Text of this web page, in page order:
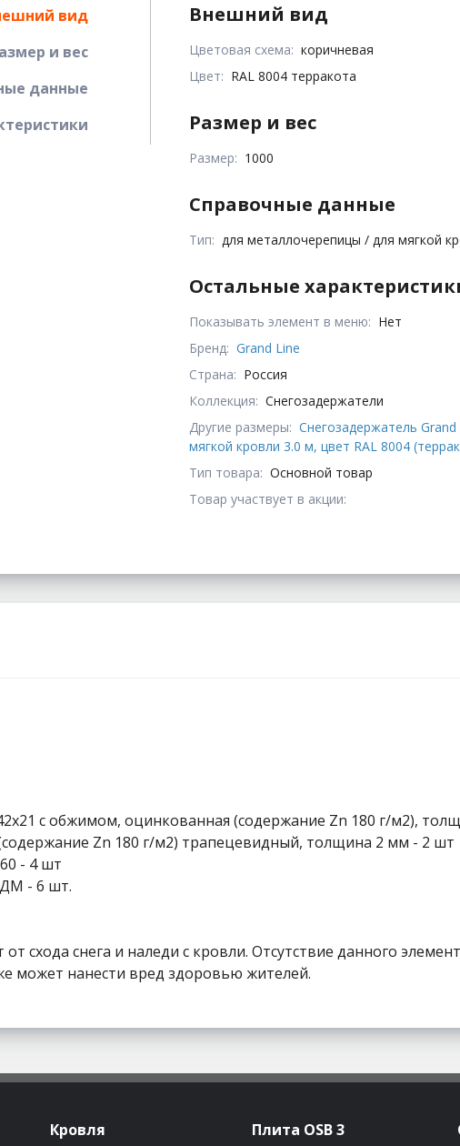
вид
и вес
данные
Внешний вид
Цветовая схема: коричневая
Цвет: RAL 8004 терракота
Размер и вес
Размер: 1000
Справочные данные
Тип: для металлочерепицы / для мягкой
Остальные
Показывать элемент в меню: Нет
Бренд: Grand Line
Страна: Россия
Коллекция: Снегозадержатели
Другие размеры: Снегозадержатель
мягкой кровли 3.0 м, цвет RAL 8004
Тип товара: Основной товар
Товар участвует в акции:
с обжимом, оцинкованная (содержание Zn 180 г/м2),
Zn 180 г/м2) трапецевидный, толщина 2 мм - 2 шт
- 4 шт
- 6 шт.
схода снега и наледи с кровли. Отсутствие данного
может нанести вред здоровью жителей.
Кровля Плита OSB 3